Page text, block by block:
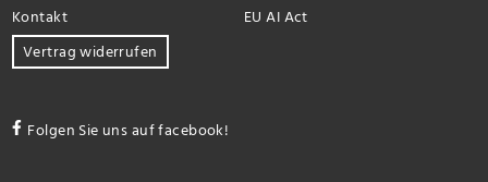
Kontakt
EU AI Act
Vertrag widerrufen
Folgen Sie uns auf facebook!